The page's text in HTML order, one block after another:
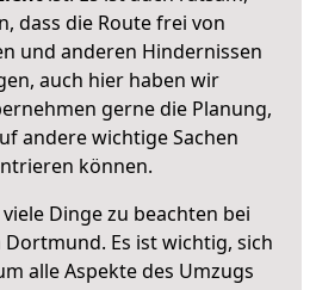
dass die Route frei von
und anderen Hindernissen
auch hier haben wir
gerne die Planung,
andere wichtige Sachen
können.
Dinge zu beachten bei
Es ist wichtig, sich
alle Aspekte des Umzugs